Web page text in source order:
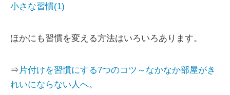
小さな習慣(1)
ほかにも習慣を変える方法はいろいろあります。
⇒片付けを習慣にする7つのコツ～なかなか部屋がき
れいにならない人へ。